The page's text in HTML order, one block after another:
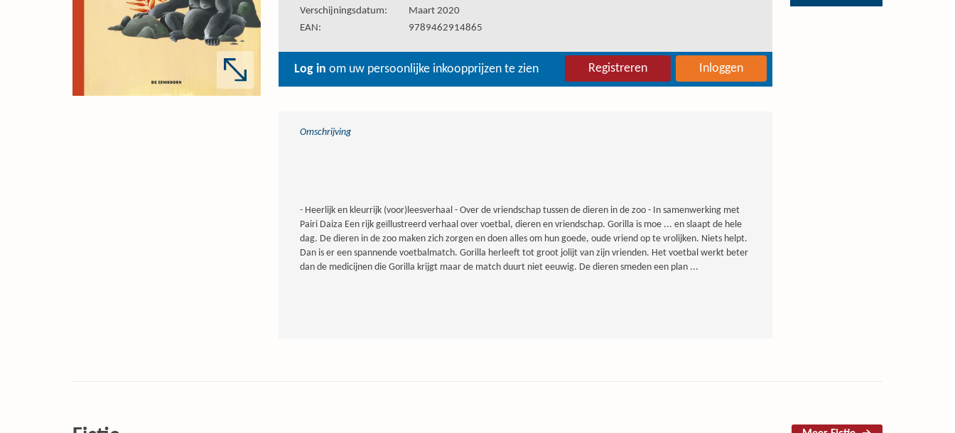
Verschijningsdatum:
Maart 2020
EAN:
9789462914865
Log in om uw persoonlijke inkoopprijzen te zien Registreren Inloggen
Omschrijving
- Heerlijk en kleurrijk (voor)leesverhaal - Over de vriendschap tussen de dieren in de zoo - In samenwerking met
Pairi Daiza Een rijk geïllustreerd verhaal over voetbal, dieren en vriendschap. Gorilla is moe ... en slaapt de hele
dag. De dieren in de zoo maken zich zorgen en doen alles om hun goede, oude vriend op te vrolijken. Niets helpt.
Dan is er een spannende voetbalmatch. Gorilla herleeft tot groot jolijt van zijn vrienden. Het voetbal werkt beter
dan de medicijnen die Gorilla krijgt maar de match duurt niet eeuwig. De dieren smeden een plan ...